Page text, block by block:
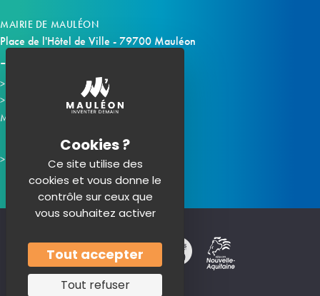
MAIRIE DE MAULÉON
Place de l'Hôtel de Ville - 79700 Mauléon
Horaires d'ouverture
Contacter la mairie
Mauléon sur les réseaux :
Ce site utilise des
cookies et vous donne le
contrôle sur ceux que
vous souhaitez activer
Tout accepter
Tout refuser